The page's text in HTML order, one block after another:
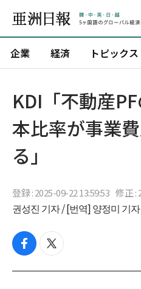
企業 経済 トピックス
KDI「不動産
本比率が事業
る」
登録 : 2025-09-22 13:59:53 修正 :
권성진 기자 / [번역] 양정미 기자
f
c
t
i